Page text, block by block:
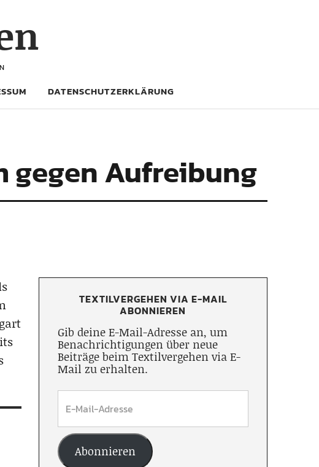
DATENSCHUTZERKLÄRUNG
gegen Aufreibung
TEXTILVERGEHEN VIA E-MAIL
ABONNIEREN
Gib deine E-Mail-Adresse an, um
Benachrichtigungen über neue
Beiträge beim Textilvergehen via E-
Mail zu erhalten.
Abonnieren